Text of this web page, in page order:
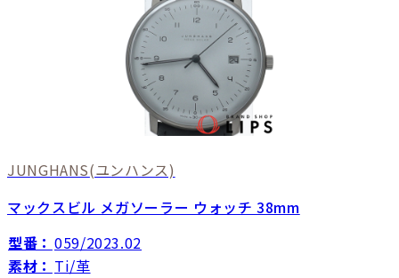
JUNGHANS(ユンハンス)
マックスビル メガソーラー ウォッチ 38mm
型番： 059/2023.02
素材： Ti/革